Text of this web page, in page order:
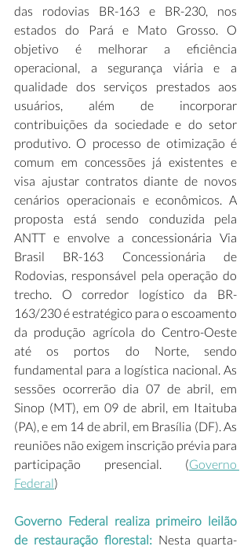
das rodovias BR-163 e BR-230, nos
estados do Pará e Mato Grosso. O
objetivo é melhorar a eficiência
operacional, a segurança viária e a
qualidade dos serviços prestados aos
usuários, além de incorporar
contribuições da sociedade e do setor
produtivo. O processo de otimização é
comum em concessões já existentes e
visa ajustar contratos diante de novos
cenários operacionais e econômicos. A
proposta está sendo conduzida pela
ANTT e envolve a concessionária Via
Brasil BR-163 Concessionária de
Rodovias, responsável pela operação do
trecho. O corredor logístico da BR-
163/230 é estratégico para o escoamento
da produção agrícola do Centro-Oeste
até os portos do Norte, sendo
fundamental para a logística nacional. As
sessões ocorrerão dia 07 de abril, em
Sinop (MT), em 09 de abril, em Itaituba
(PA), e em 14 de abril, em Brasília (DF). As
reuniões não exigem inscrição prévia para
participação presencial. (Governo
Federal)
Governo Federal realiza primeiro leilão
de restauração florestal: Nesta quarta-